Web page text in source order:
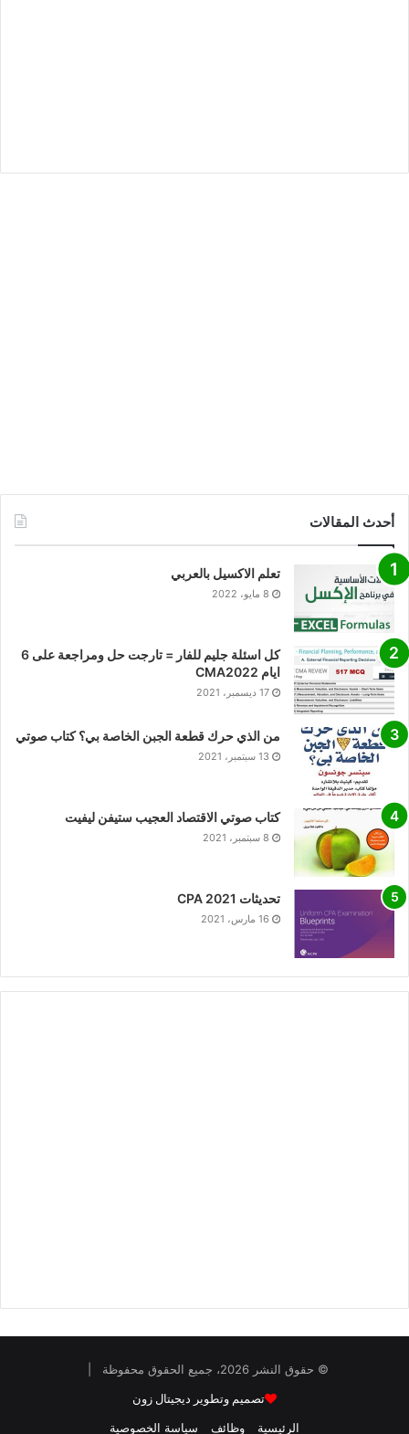
أحدث المقالات
تعلم الاكسيل بالعربي
8 مايو، 2022
كل اسئلة جليم للفار = تارجت حل ومراجعة على 6
ايام CMA2022
17 ديسمبر، 2021
من الذي حرك قطعة الجبن الخاصة بي؟ كتاب صوتي
13 سبتمبر، 2021
كتاب صوتي الاقتصاد العجيب ستيفن ليفيت
8 سبتمبر، 2021
تحديثات CPA 2021
16 مارس، 2021
© حقوق النشر 2026، جميع الحقوق محفوظة |
تصميم وتطوير ديجيتال زون
الرئيسية وظائف سياسة الخصوصية